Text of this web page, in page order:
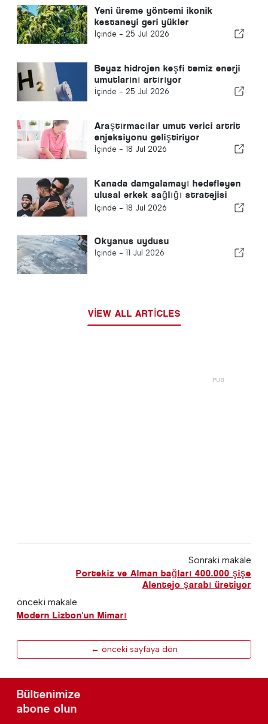
Yeni üreme yöntemi ikonik
kestaneyi geri yükler
İçinde - 25 Jul 2026
Beyaz hidrojen keşfi temiz enerji
umutlarını artırıyor
İçinde - 25 Jul 2026
Araştırmacılar umut verici artrit
enjeksiyonu geliştiriyor
İçinde - 18 Jul 2026
Kanada damgalamayı hedefleyen
ulusal erkek sağlığı stratejisi
geliştirecek
İçinde - 18 Jul 2026
Okyanus uydusu
İçinde - 11 Jul 2026
VIEW ALL ARTICLES
Sonraki makale
Portekiz ve Alman bağları 400.000 şişe
Alentejo şarabı üretiyor
önceki makale
Modern Lizbon'un Mimarı
← önceki sayfaya dön
Bültenimize
abone olun